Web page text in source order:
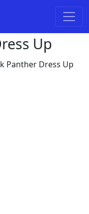
Up
Panther Dress Up